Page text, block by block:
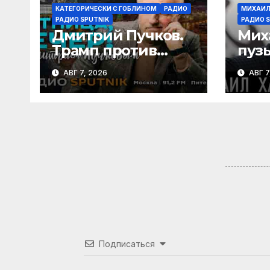
КАТЕГОРИЧЕСКИ С ГОБЛИНОМ
РАДИО
РАДИО SPUTNIK
Дмитрий Пучков.
Трамп против
родильного
туризма,
безработица из-за
АВГ 7, 2026
РАДИО
или
АВГ
Подписаться